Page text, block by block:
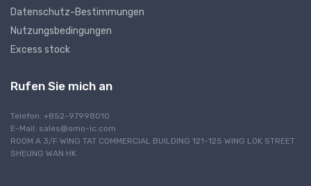
Datenschutz-Bestimmungen
Nutzungsbedingungen
Excess stock
Rufen Sie mich an
Telefon: +852-97998010
E-Mail: sales@omo-ic.com
ROOM A 3/F WING TAT COMMERCIAL BUILDING 121-125 WING LOK STREET
SHEUNG WAN HK